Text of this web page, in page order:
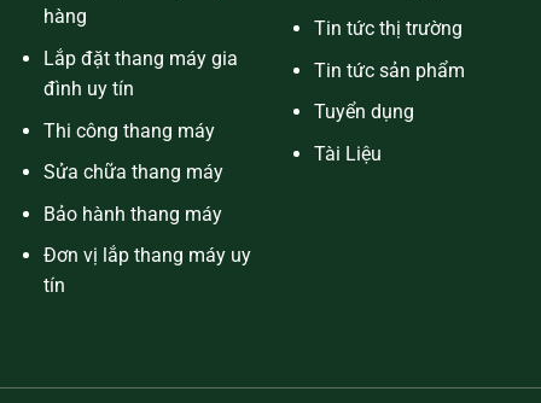
hàng
Lắp đặt thang máy gia
đình uy tín
Thi công thang máy
Sửa chữa thang máy
Bảo hành thang máy
Đơn vị lắp thang máy uy
tín
Tin tức thị trường
Tin tức sản phẩm
Tuyển dụng
Tài Liệu